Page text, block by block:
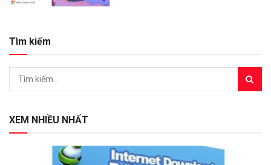
Tìm kiếm
XEM NHIỀU NHẤT